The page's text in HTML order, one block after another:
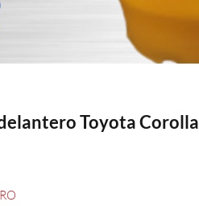
Toyota Corolla